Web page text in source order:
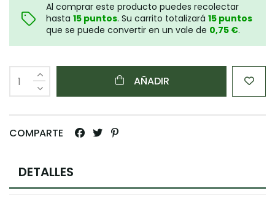
Al comprar este producto puedes recolectar
hasta 15 puntos. Su carrito totalizará 15 puntos
que se puede convertir en un vale de 0,75 €.
AÑADIR
COMPARTE
DETALLES